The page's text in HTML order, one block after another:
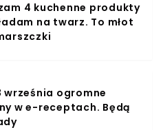
4 kuchenne produkty
na twarz. To młot
września ogromne
w e-receptach. Będą